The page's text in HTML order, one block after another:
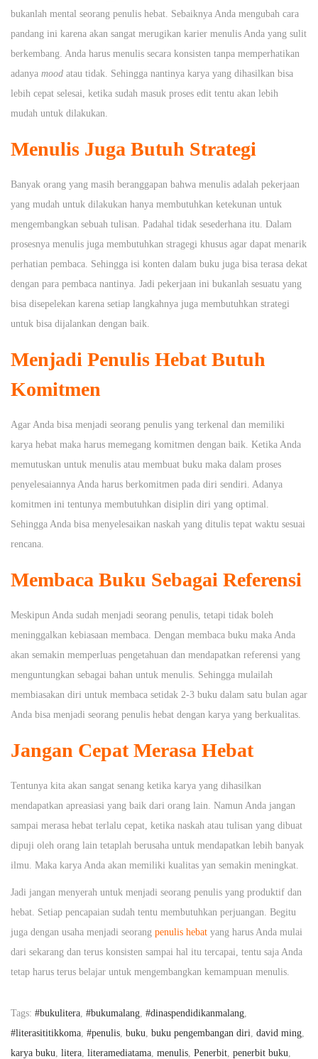
bukanlah mental seorang penulis hebat. Sebaiknya Anda mengubah cara
pandang ini karena akan sangat merugikan karier menulis Anda yang sulit
berkembang. Anda harus menulis secara konsisten tanpa memperhatikan
adanya mood atau tidak. Sehingga nantinya karya yang dihasilkan bisa
lebih cepat selesai, ketika sudah masuk proses edit tentu akan lebih
mudah untuk dilakukan.
Menulis Juga Butuh Strategi
Banyak orang yang masih beranggapan bahwa menulis adalah pekerjaan
yang mudah untuk dilakukan hanya membutuhkan ketekunan untuk
mengembangkan sebuah tulisan. Padahal tidak sesederhana itu. Dalam
prosesnya menulis juga membutuhkan stragegi khusus agar dapat menarik
perhatian pembaca. Sehingga isi konten dalam buku juga bisa terasa dekat
dengan para pembaca nantinya. Jadi pekerjaan ini bukanlah sesuatu yang
bisa disepelekan karena setiap langkahnya juga membutuhkan strategi
untuk bisa dijalankan dengan baik.
Menjadi Penulis Hebat Butuh
Komitmen
Agar Anda bisa menjadi seorang penulis yang terkenal dan memiliki
karya hebat maka harus memegang komitmen dengan baik. Ketika Anda
memutuskan untuk menulis atau membuat buku maka dalam proses
penyelesaiannya Anda harus berkomitmen pada diri sendiri. Adanya
komitmen ini tentunya membutuhkan disiplin diri yang optimal.
Sehingga Anda bisa menyelesaikan naskah yang ditulis tepat waktu sesuai
rencana.
Membaca Buku Sebagai Referensi
Meskipun Anda sudah menjadi seorang penulis, tetapi tidak boleh
meninggalkan kebiasaan membaca. Dengan membaca buku maka Anda
akan semakin memperluas pengetahuan dan mendapatkan referensi yang
menguntungkan sebagai bahan untuk menulis. Sehingga mulailah
membiasakan diri untuk membaca setidak 2-3 buku dalam satu bulan agar
Anda bisa menjadi seorang penulis hebat dengan karya yang berkualitas.
Jangan Cepat Merasa Hebat
Tentunya kita akan sangat senang ketika karya yang dihasilkan
mendapatkan apreasiasi yang baik dari orang lain. Namun Anda jangan
sampai merasa hebat terlalu cepat, ketika naskah atau tulisan yang dibuat
dipuji oleh orang lain tetaplah berusaha untuk mendapatkan lebih banyak
ilmu. Maka karya Anda akan memiliki kualitas yan semakin meningkat.
Jadi jangan menyerah untuk menjadi seorang penulis yang produktif dan
hebat. Setiap pencapaian sudah tentu membutuhkan perjuangan. Begitu
juga dengan usaha menjadi seorang penulis hebat yang harus Anda mulai
dari sekarang dan terus konsisten sampai hal itu tercapai, tentu saja Anda
tetap harus terus belajar untuk mengembangkan kemampuan menulis.
Tags: #bukulitera #bukumalang #dinaspendidikanmalang
#literasititikkoma #penulis buku buku pengembangan diri david ming
karya buku litera literamediatama menulis Penerbit penerbit buku